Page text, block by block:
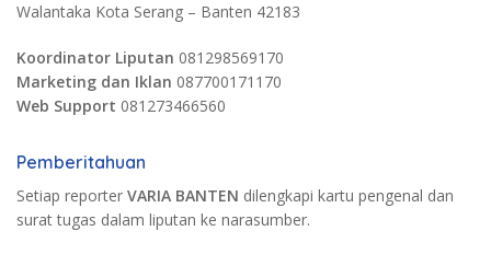
Walantaka Kota Serang – Banten 42183
Koordinator Liputan 081298569170
Marketing dan Iklan 087700171170
Web Support 081273466560
Pemberitahuan
Setiap reporter VARIA BANTEN dilengkapi kartu pengenal dan
surat tugas dalam liputan ke narasumber.